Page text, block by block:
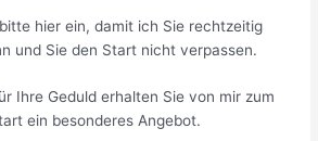
hier ein, damit ich Sie rechtzeitig
und Sie den Start nicht verpassen.
Ihre Geduld erhalten Sie von mir zum
ein besonderes Angebot.